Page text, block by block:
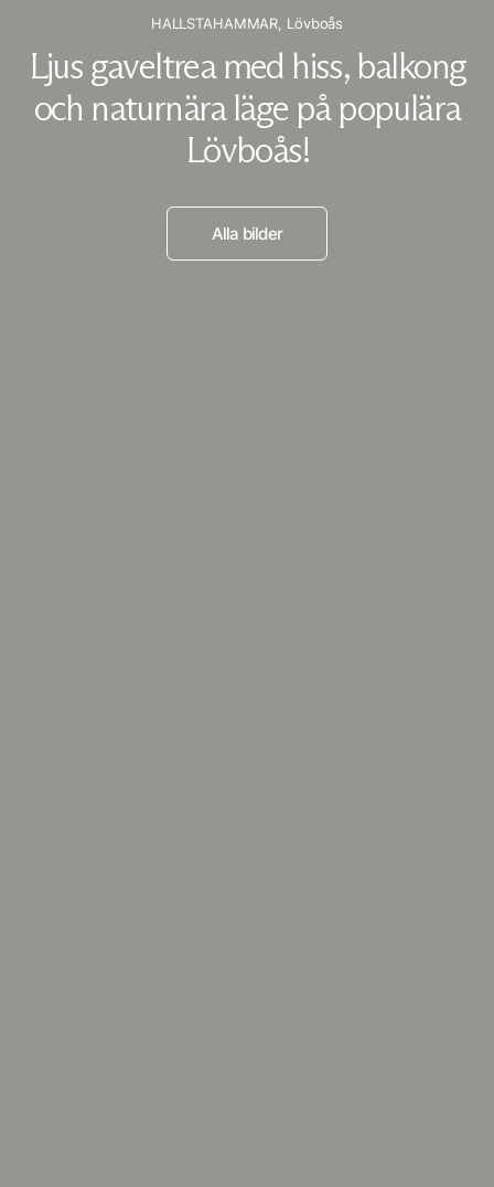
HALLSTAHAMMAR, Lövboås
Ljus gaveltrea med hiss, balkong
och naturnära läge på populära
Lövboås!
Alla bilder